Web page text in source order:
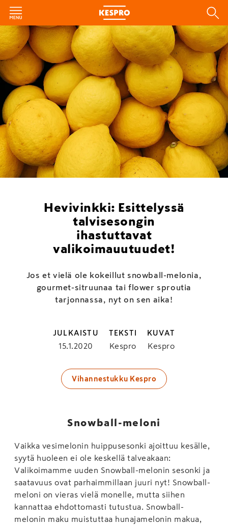
Hevivinkki: Esittelyssä
talvisesongin
ihastuttavat
valikoimauutuudet!
Jos et vielä ole kokeillut snowball-melonia,
gourmet-sitruunaa tai flower sproutia
tarjonnassa, nyt on sen aika!
JULKAISTU
15.1.2020
TEKSTI
Kespro
KUVAT
Kespro
Vihannestukku Kespro
Snowball-meloni
Vaikka vesimelonin huippusesonki ajoittuu kesälle,
syytä huoleen ei ole keskellä talveakaan:
Valikoimamme uuden Snowball-melonin sesonki ja
saatavuus ovat parhaimmillaan juuri nyt! Snowball-
meloni on vieras vielä monelle, mutta siihen
kannattaa ehdottomasti tutustua. Snowball-
melonin maku muistuttaa hunajamelonin makua,